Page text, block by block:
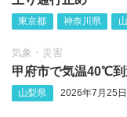
東京都 神奈川県
気象・災害
甲府市で気温40℃
山梨県 2026年7月25